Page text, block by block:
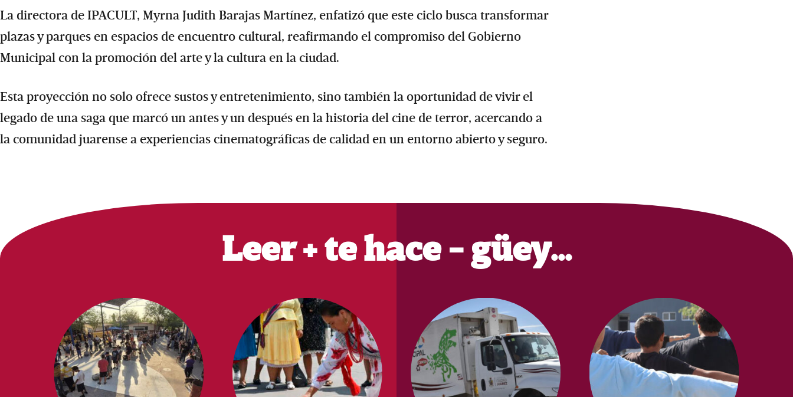
La directora de IPACULT, Myrna Judith Barajas Martínez, enfatizó que este ciclo busca transformar
plazas y parques en espacios de encuentro cultural, reafirmando el compromiso del Gobierno
Municipal con la promoción del arte y la cultura en la ciudad.
Esta proyección no solo ofrece sustos y entretenimiento, sino también la oportunidad de vivir el
legado de una saga que marcó un antes y un después en la historia del cine de terror, acercando a
la comunidad juarense a experiencias cinematográficas de calidad en un entorno abierto y seguro.
Leer + te hace - güey…